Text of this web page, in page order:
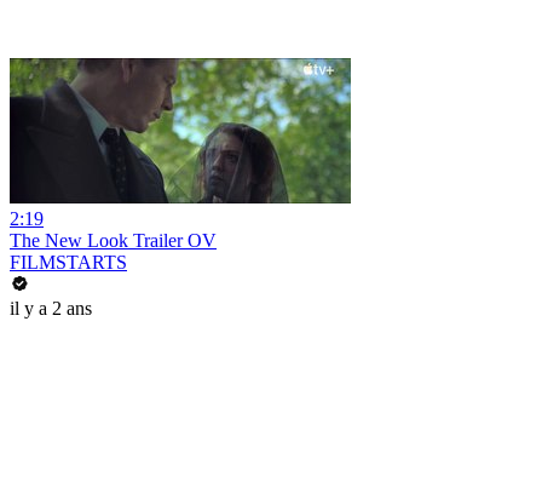
2:19
The New Look Trailer OV
FILMSTARTS
il y a 2 ans